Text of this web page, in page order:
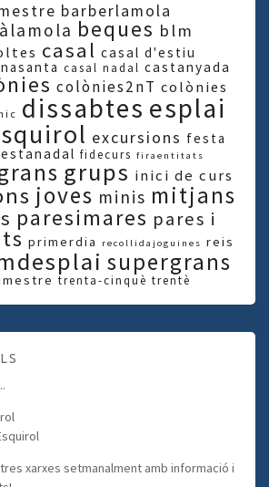
barberlamola
beques blm
casal casal d'estiu
casal nadal castanyada
colònies2nT colònies
dissabtes esplai
excursions festa
fidecurs firaentitats
grups inici de curs
joves minis mitjans
paresimares pares i
primerdia recollidajoguines reis
supergrans
trenta-cinquè trentè
xarxes setmanalment amb informació i